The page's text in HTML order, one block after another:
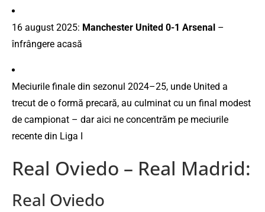
16 august 2025: Manchester United 0-1 Arsenal –
înfrângere acasă
Meciurile finale din sezonul 2024–25, unde United a
trecut de o formă precară, au culminat cu un final modest
de campionat – dar aici ne concentrăm pe meciurile
recente din Liga I
Real Oviedo – Real Madrid:
Real Oviedo